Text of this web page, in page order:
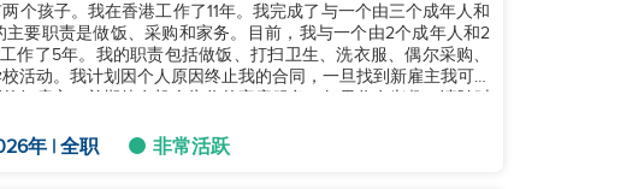
个孩子。我在香港工作了11年。我完成了与一个由三个成年人和
要职责是做饭、采购和家务。目前，我与一个由2个成年人和2
作了5年。我的职责包括做饭、打扫卫生、洗衣服、偶尔采购、
活动。我计划因个人原因终止我的合同，一旦找到新雇主我可以
年 | 全职 非常活跃